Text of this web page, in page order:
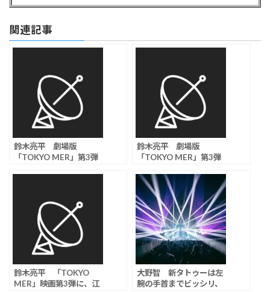
関連記事
鈴木亮平 劇場版
「TOKYO MER」第3弾
鈴木亮平 劇場版
「TOKYO MER」第3弾
史、フォンチーの参加が
決定
鈴木亮平 「TOKYO
MER」映画第3弾に、江
大野智 新タトゥーは左
腕の手首までビッシリ、